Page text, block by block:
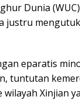
Dunia
justru
eparatis
tuntutan
Xinjian